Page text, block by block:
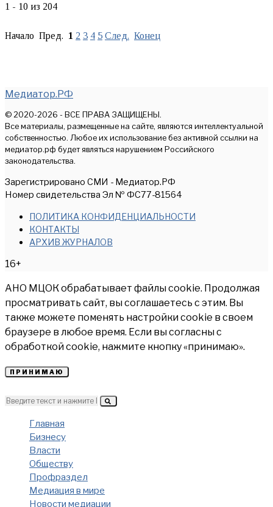
1 - 10 из 204
Начало Пред. 1 2 3 4 5 След. Конец
Медиатор.РФ
© 2020-2026 - ВСЕ ПРАВА ЗАЩИЩЕНЫ.
Все материалы, размещенные на сайте, являются интеллектуальной
собственностью. Любое их использование без активной ссылки на
медиатор.рф будет являться нарушением Российского
законодательства.
Зарегистрировано СМИ - Медиатор.РФ
Номер свидетельства Эл № ФС77-81564
ПОЛИТИКА КОНФИДЕНЦИАЛЬНОСТИ
КОНТАКТЫ
АРХИВ ЖУРНАЛОВ
16+
АНО МЦОК обрабатывает файлы cookie. Продолжая
просматривать сайт, вы соглашаетесь с этим. Вы
также можете поменять настройки cookie в своем
браузере в любое время. Если вы согласны с
обработкой cookie, нажмите кнопку «принимаю».
ПРИНИМАЮ
Главная
Бизнесу
Власти
Обществу
Профраздел
Медиация в мире
Новости медиации